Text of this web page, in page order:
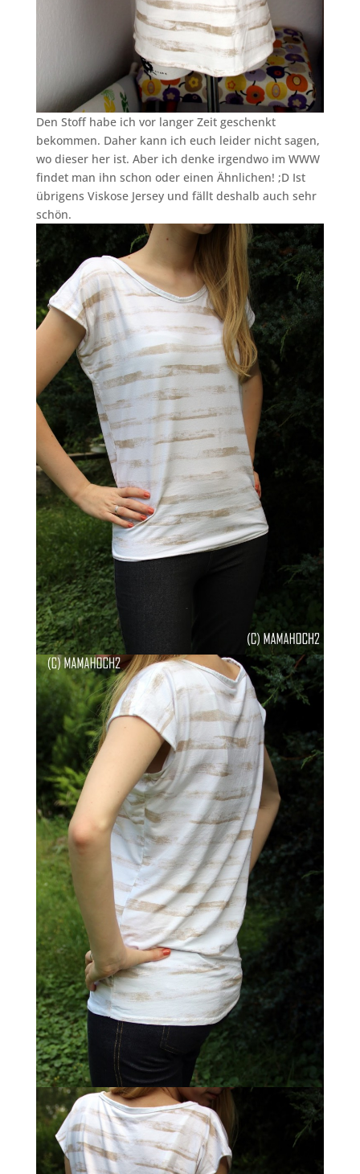
Den Stoff habe ich vor langer Zeit geschenkt
bekommen. Daher kann ich euch leider nicht sagen,
wo dieser her ist. Aber ich denke irgendwo im WWW
findet man ihn schon oder einen Ähnlichen! ;D Ist
übrigens Viskose Jersey und fällt deshalb auch sehr
schön.